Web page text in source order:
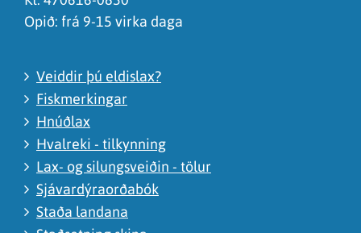
Opið: frá 9-15 virka daga
Veiddir þú eldislax?
Fiskmerkingar
Hnúðlax
Hvalreki - tilkynning
Lax- og silungsveiðin - tölur
Sjávardýraorðabók
Staða landana